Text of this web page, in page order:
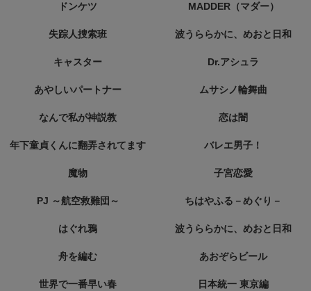
ドンケツ MADDER（マダー）
失踪人捜索班 波うららかに、めおと日和
キャスター Dr.アシュラ
あやしいパートナー ムサシノ輪舞曲
なんで私が神説教 恋は闇
年下童貞くんに翻弄されてます バレエ男子！
魔物 子宮恋愛
PJ ～航空救難団～ ちはやふる－めぐり－
はぐれ鴉 波うららかに、めおと日和
舟を編む あおぞらビール
世界で一番早い春 日本統一 東京編